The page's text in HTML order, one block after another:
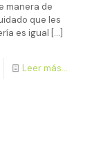
manera de
que les
es igual […]
Leer más...